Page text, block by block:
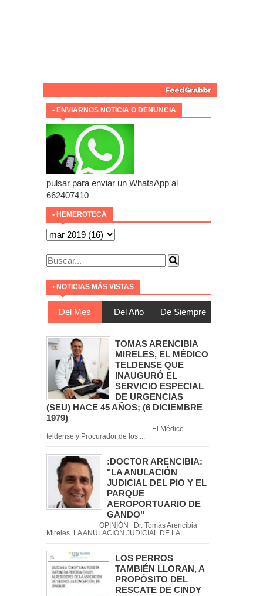
• ENVIARNOS NOTICIA O DENUNCIA
pulsar para enviar un WhatsApp al
662407410
• HEMEROTECA
• NOTICIAS MÁS VISTAS
Del Mes Del Año De Siempre
TOMAS ARENCIBIA
MIRELES, EL MÉDICO
TELDENSE QUE
INAUGURÓ EL
SERVICIO ESPECIAL
DE URGENCIAS
(SEU) HACE 45 AÑOS; (6 DICIEMBRE
1979)
El Médico
teldense y Procurador de los ...
:DOCTOR ARENCIBIA:
"LA ANULACIÓN
JUDICIAL DEL PIO Y EL
PARQUE
AEROPORTUARIO DE
GANDO"
OPINIÓN Dr. Tomás Arencibia
Mireles LA ANULACIÓN JUDICIAL DE LA ...
LOS PERROS
TAMBIÉN LLORAN, A
PROPÓSITO DEL
RESCATE DE CINDY